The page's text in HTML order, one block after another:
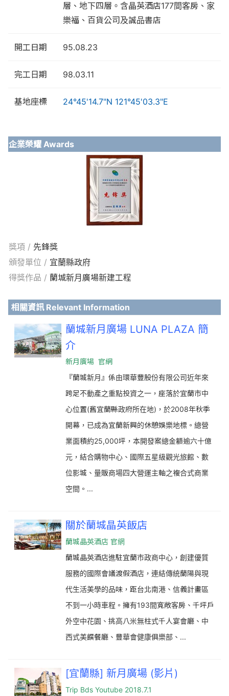
層、地下四層。含晶英酒店177間客房、家
樂福、百貨公司及誠品書店
開工日期 95.08.23
完工日期 98.03.11
基地座標 24°45'14.7"N 121°45'03.3"E
企業榮耀 Awards
獎項 / 先鋒獎
頒發單位 / 宜蘭縣政府
得獎作品 / 蘭城新月廣場新建工程
相關資訊 Relevant Information
蘭城新月廣場 LUNA PLAZA 簡
介
新月廣場 官網
『蘭城新月』係由環華豐股份有限公司近年來
跨足不動產之重點投資之一，座落於宜蘭市中
心位置(舊宜蘭縣政府所在地)，於2008年秋季
開幕，已成為宜蘭新興的休憩娛樂地標。總營
業面積約25,000坪，本開發案總金額逾六十億
元，結合購物中心、國際五星級觀光旅館、數
位影城、量販商場四大營運主軸之複合式商業
空間。...
關於蘭城晶英飯店
蘭城晶英酒店 官網
蘭城晶英酒店進駐宜蘭市政商中心，創建優質
服務的國際會議渡假酒店，連結傳統蘭陽與現
代生活美學的品味，距台北南港、信義計畫區
不到一小時車程。擁有193間寬敞客房、千坪戶
外空中花園、挑高八米無柱式千人宴會廳、中
西式美饌餐廳、豐華會健康俱樂部、...
[宜蘭縣] 新月廣場 (影片)
Trip Bds Youtube 2018.7.1